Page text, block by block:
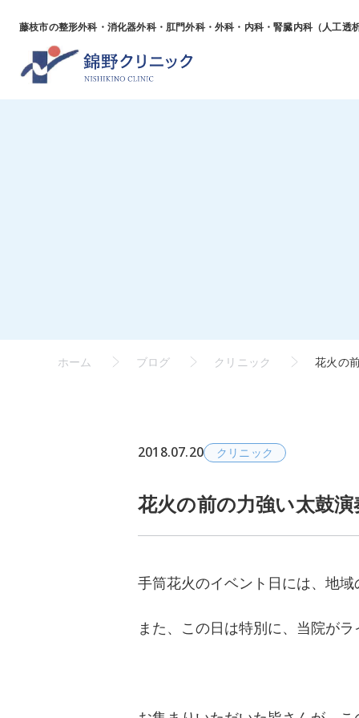
藤枝市の整形外科・消化器外科・肛門外科・外科・ 内科・腎臓内科（人工透
ホーム ブログ クリニック 花火の
2018.07.20 クリニック
花火の前の力強い太鼓演
手筒花火のイベント日には、地
また、この日は特別に、当院が